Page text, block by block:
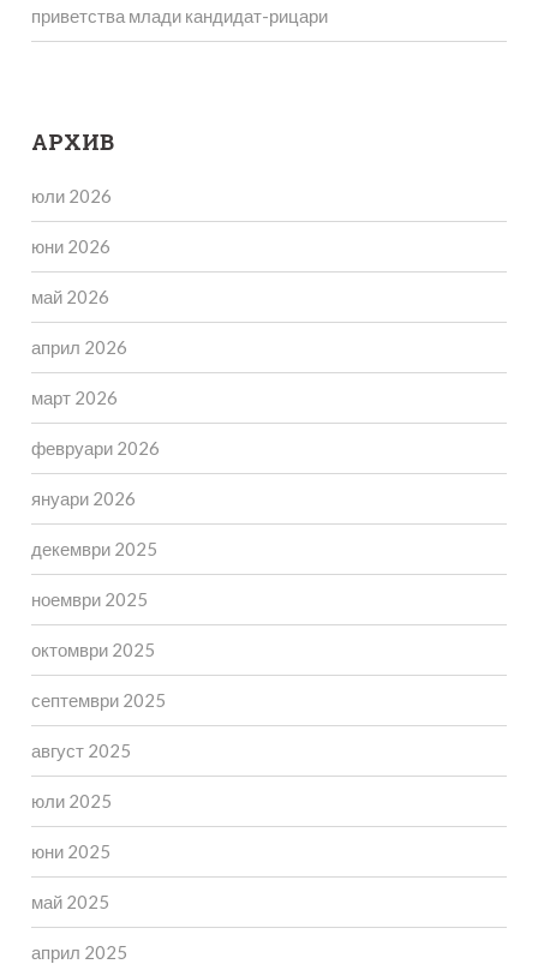
приветства млади кандидат-рицари
АРХИВ
юли 2026
юни 2026
май 2026
април 2026
март 2026
февруари 2026
януари 2026
декември 2025
ноември 2025
октомври 2025
септември 2025
август 2025
юли 2025
юни 2025
май 2025
април 2025